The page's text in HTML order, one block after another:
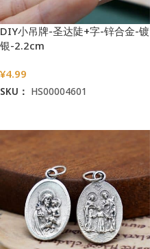
DIY小吊牌-圣达陡+字-锌合金-镀
银-2.2cm
¥4.99
SKU： HS00004601